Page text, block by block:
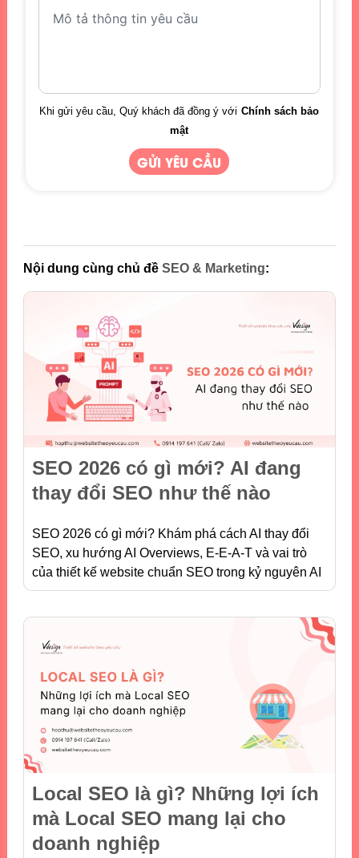
Khi gửi yêu cầu, Quý khách đã đồng ý với Chính sách bảo
mật
Nội dung cùng chủ đề SEO & Marketing:
SEO 2026 có gì mới? AI đang
thay đổi SEO như thế nào
SEO 2026 có gì mới? Khám phá cách AI thay đổi
SEO, xu hướng AI Overviews, E-E-A-T và vai trò
của thiết kế website chuẩn SEO trong kỷ nguyên AI
Local SEO là gì? Những lợi ích
mà Local SEO mang lại cho
doanh nghiệp